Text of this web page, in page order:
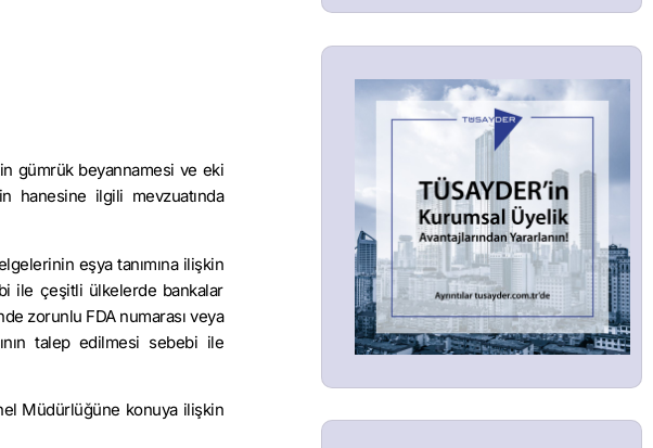
gümrük beyannamesi ve eki
hanesine ilgili mevzuatında
eşya tanımına ilişkin
ile çeşitli ülkelerde bankalar
zorunlu FDA numarası veya
talep edilmesi sebebi ile
Müdürlüğüne konuya ilişkin